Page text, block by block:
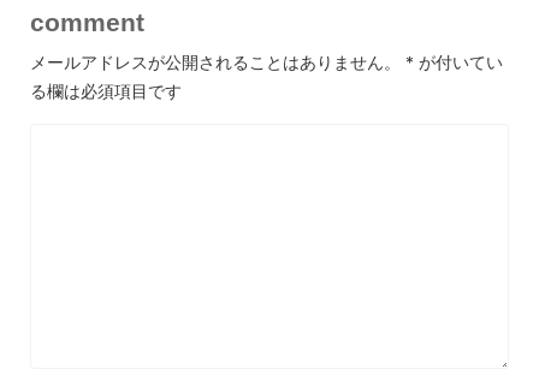
comment
メールアドレスが公開されることはありません。 * が付いてい
る欄は必須項目です